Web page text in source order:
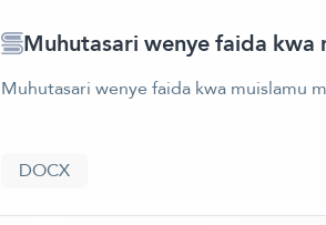
Muhutasari wenye faida kwa
Muhutasari wenye faida kwa muislamu
DOCX